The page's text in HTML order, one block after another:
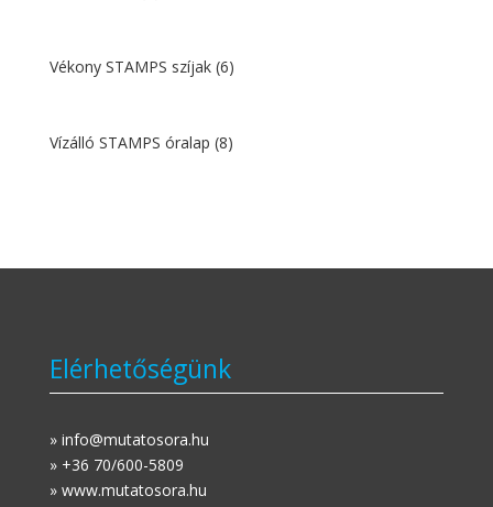
Vékony STAMPS szíjak (6)
Vízálló STAMPS óralap (8)
Elérhetőségünk
» info@mutatosora.hu
» +36 70/600-5809
» www.mutatosora.hu